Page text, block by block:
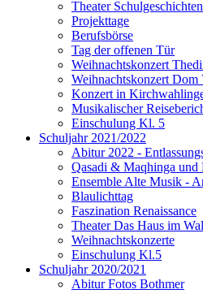
Theater Schulgeschichten
Projekttage
Berufsbörse
Tag der offenen Tür
Weihnachtskonzert
Weihnachtskonzert Dom
Konzert in
Musikalischer
Einschulung Kl. 5
Schuljahr 2021/2022
Abitur 2022 -
Qasadi & Maqhinga und
Ensemble Alte Musik -
Blaulichttag
Faszination Renaissance
Theater Das Haus im
Weihnachtskonzerte
Einschulung Kl.5
Schuljahr 2020/2021
Abitur Fotos Bothmer